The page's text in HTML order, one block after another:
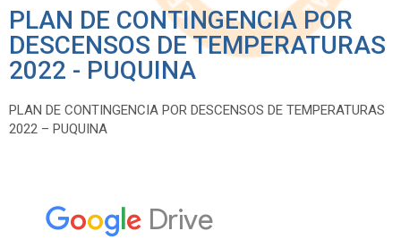
PLAN DE CONTINGENCIA POR
DESCENSOS DE TEMPERATURAS
2022 - PUQUINA
PLAN DE CONTINGENCIA POR DESCENSOS DE TEMPERATURAS
2022 – PUQUINA